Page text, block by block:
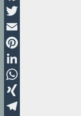
Facebook
Twitter
Email
Pinterest
LinkedIn
WhatsApp
XING